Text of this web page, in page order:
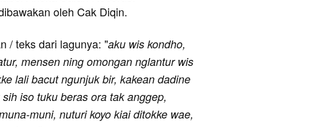
oleh Cak Diqin.
/ teks dari lagunya: "aku wis kondho,
mensen ning omongan nglantur wis
lali bacut ngunjuk bir, kakean dadine
iso tuku beras ora tak anggep,
muni, nuturi koyo kiai ditokke wae,